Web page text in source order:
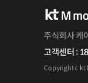
주식회사 케
고객센터 :
Copyright c kt